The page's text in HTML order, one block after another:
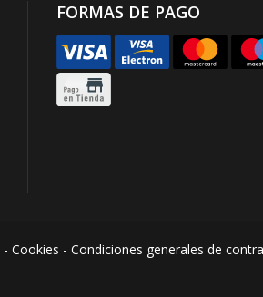
FORMAS DE PAGO
- Cookies - Condiciones generales de